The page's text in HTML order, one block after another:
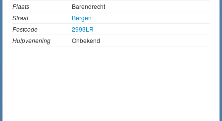
Plaats
Barendrecht
Straat
Bergen
Postcode
2993LR
Hulpverlening
Onbekend